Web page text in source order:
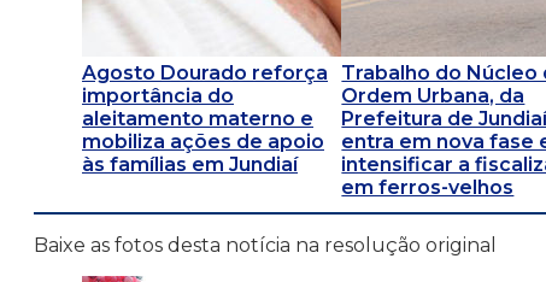
Agosto Dourado reforça
importância do
aleitamento materno e
mobiliza ações de apoio
às famílias em Jundiaí
Trabalho do Núcleo
Ordem Urbana, da
Prefeitura de
entra em nova fase
intensificar a
em ferros-velhos
Baixe as fotos desta notícia na resolução original